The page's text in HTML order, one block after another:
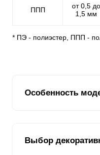
ППП
от 0,5 до
1,5 мм
* ПЭ - полиэстер, ППП -
Особенность
Модель «Ранчо»
стиле. Внешне такой
Выбор